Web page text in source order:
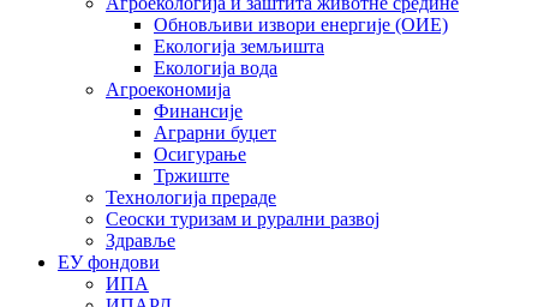
Обновљиви извори енергије (ОИЕ)
Екологија земљишта
Екологија вода
Агроекономија
Финансије
Аграрни буџет
Осигурање
Тржиште
Технологија прераде
Сеоски туризам и рурални развој
Здравље
ЕУ фондови
ИПА